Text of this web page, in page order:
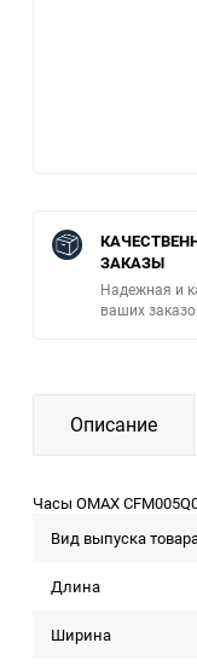
ЗАКАЗЫ
Надежная и
ваших
Описание
Часы OMAX
Вид выпуска
Длина
Ширина